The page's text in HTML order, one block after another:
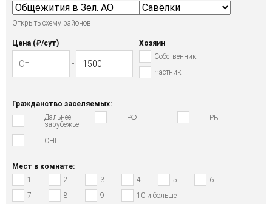
Открыть схему районов
Цена (₽/cут)
Хозяин
Собственник
Частник
Гражданство заселяемых:
Дальнее
зарубежье
РФ РБ
СНГ
Мест в комнате:
1
2 3 4 5
6
7
8 9 10 и больше